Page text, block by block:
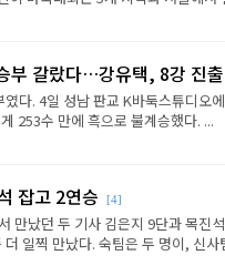
부 갈랐다…강유택, 8강 진출
다. 4일 성남 판교 K바둑스튜디오
253수 만에 흑으로 불계승했다. ...
잡고 2연승 [4]
만났던 두 기사 김은지 9단과 목진
일찍 만났다. 숙팀은 두 명이, 신사